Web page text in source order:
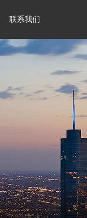
联系我们